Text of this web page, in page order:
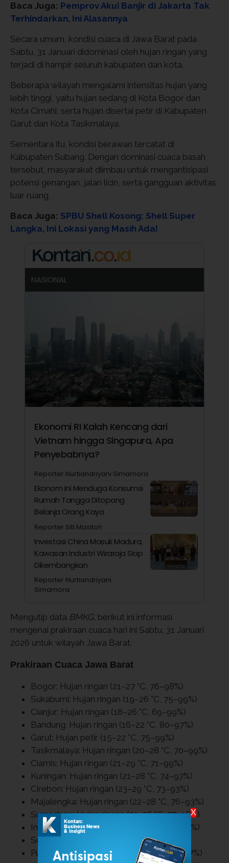
Baca Juga: Pemprov Akui Banjir di Jakarta Tak
Terhindarkan, Ini Alasannya
Secara umum, kondisi cuaca di Jawa Barat pada
Sabtu, 31 Januari didominasi oleh hujan ringan yang
terjadi di hampir seluruh kabupaten dan kota.
Beberapa wilayah mengalami intensitas hujan yang
lebih tinggi, yaitu hujan sedang di Kota Bogor dan
Kota Cimahi, serta hujan disertai petir di Kabupaten
Garut dan Kota Tasikmalaya.
Sementara itu, kondisi berawan tercatat di
Kabupaten Subang. Dengan dominasi cuaca basah
tersebut, masyarakat diimbau untuk mengantisipasi
potensi genangan, jalan licin, serta gangguan aktivitas
luar ruang.
Baca Juga: SPBU Shell Kosong: Shell Super
Langka, Ini Lokasi yang Masih Ada!
NASIONAL
Ekonomi RI Kalah Kencang dari
Vietnam hingga Singapura, Apa
Penyebabnya?
Reporter Nurtiandriyani Simamora
Ekonom Ini Menduga Konsumsi
Rumah Tangga Ditopang
Belanja Orang Kaya
Reporter Siti Masitoh
Investasi China Masuk Madura,
Kawasan Industri Wiraraja Siap
Dikembangkan
Reporter Nurtiandriyani
Simamora
Mengutip data BMKG, berikut ini informasi
mengenai prakiraan cuaca hari ini Sabtu, 31 Januari
2026 untuk wilayah Jawa Barat.
Prakiraan Cuaca Jawa Barat
Bogor: Hujan ringan (21–27 °C, 76–98%)
Sukabumi: Hujan ringan (19–26 °C, 75–99%)
Cianjur: Hujan ringan (18–26 °C, 69–99%)
Bandung: Hujan ringan (16–22 °C, 80–97%)
Garut: Hujan petir (15–22 °C, 75–99%)
Tasikmalaya: Hujan ringan (20–28 °C, 70–99%)
Ciamis: Hujan ringan (21–29 °C, 71–99%)
Kuningan: Hujan ringan (21–28 °C, 74–97%)
Cirebon: Hujan ringan (23–29 °C, 73–93%)
Majalengka: Hujan ringan (22–28 °C, 76–93%)
Sumedang: Hujan ringan (21–26 °C, 77–98%)
Indramayu: Hujan ringan (23–29 °C, 76–97%)
Subang: Berawan (22–29 °C, 74–98%)
Purwakarta: Hujan ringan (22–28 °C, 74–97%)
X